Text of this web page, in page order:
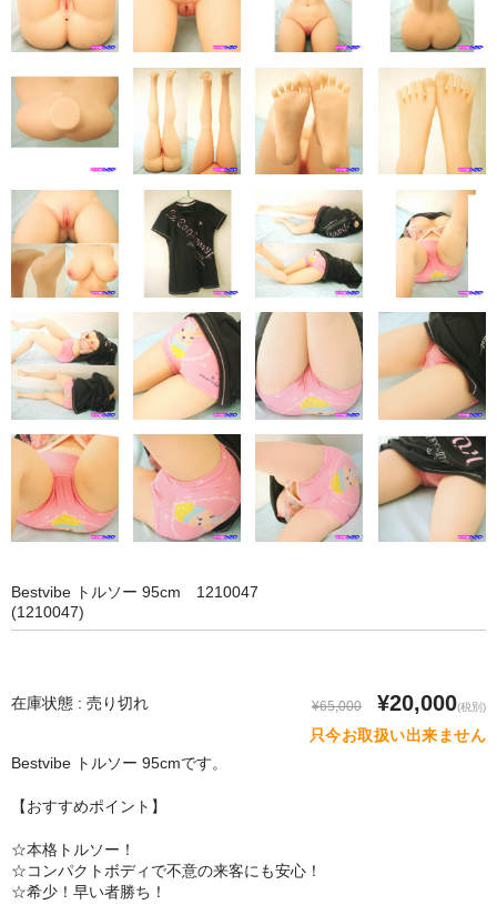
JY DOLL
PIPER DOLL
eles
DOLL4EVER
アップルトレーディングカンパニー
KUMA STORE
ベルドール東京
ラモンドール
パーフェクトボディ
AXB DOLL
NF DOLL
SM Doll
Rabudoll
Bestvibe トルソー 95cm 1210047
(1210047)
在庫状態 : 売り切れ ¥65,000 ¥20,000(税別)
只今お取扱い出来ません
Bestvibe トルソー 95cmです。
【おすすめポイント】
☆本格トルソー！
☆コンパクトボディで不意の来客にも安心！
☆希少！早い者勝ち！